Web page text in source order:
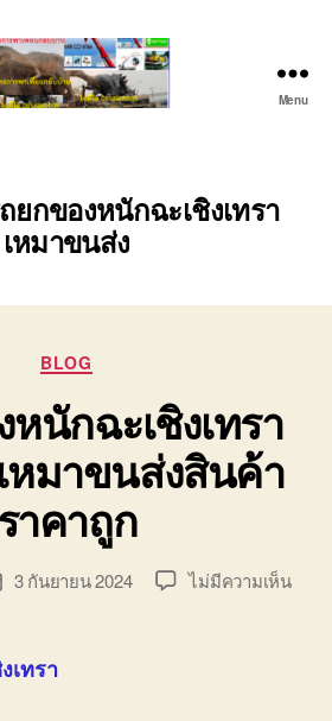
ยก
ของ
หนัก
0818900005,
0800628488
Menu
ยกของหนักฉะเชิงเทรา
เหมาขนส่ง
Categories
BLOG
นักฉะเชิงเทรา
หมาขนส่งสินค้า
าคาถูก
3 กันยายน 2024 ไม่มีความเห็นบน
เทรา